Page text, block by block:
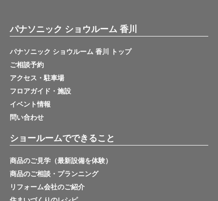
パナソニック ショウルーム 香川
パナソニック ショウルーム 香川 トップ
ご相談予約
アクセス・駐車場
フロアガイド・施設
イベント情報
問い合わせ
ショールームでできること
商品のご見学（最新設備を体験）
商品のご相談・プランニング
リフォーム会社のご紹介